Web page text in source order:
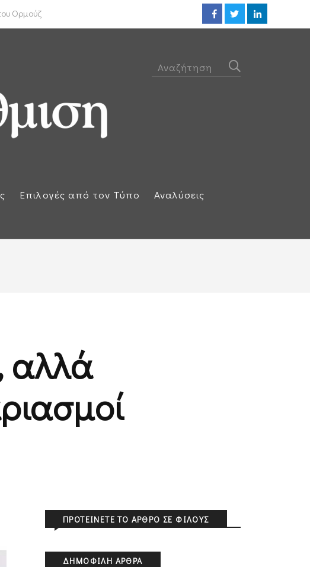
Ορμούζ
ΕΕ: Αλληλεγγύη στην
Επιλογές από τον Τύπο
Αναλύσεις
αλλά
ΠΡΟΤΕΊΝΕΤΕ ΤΟ ΆΡΘΡΟ ΣΕ ΦΊΛΟΥΣ
ΔΗΜΟΦΙΛΉ ΆΡΘΡΑ